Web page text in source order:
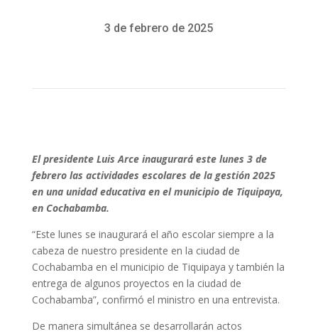
3 de febrero de 2025
El presidente Luis Arce inaugurará este lunes 3 de
febrero las actividades escolares de la gestión 2025
en una unidad educativa en el municipio de Tiquipaya,
en Cochabamba.
“Este lunes se inaugurará el año escolar siempre a la
cabeza de nuestro presidente en la ciudad de
Cochabamba en el municipio de Tiquipaya y también la
entrega de algunos proyectos en la ciudad de
Cochabamba”, confirmó el ministro en una entrevista.
De manera simultánea se desarrollarán actos